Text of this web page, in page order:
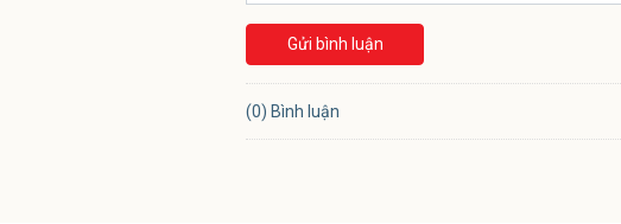
Gửi bình luận
(0) Bình luận